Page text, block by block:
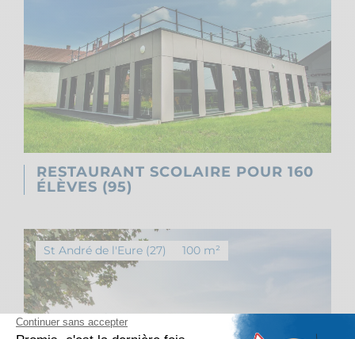
RESTAURANT SCOLAIRE POUR 160
ÉLÈVES (95)
St André de l'Eure (27) 100 m²